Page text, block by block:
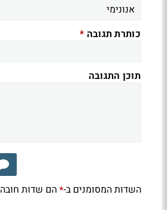
כותרת תגובה *
תוכן התגובה
השדות המסומנים ב-*הם שדות חובה